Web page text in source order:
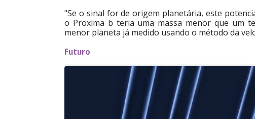
"Se o sinal for de origem planetária, este
o Proxima b teria uma massa menor que um
menor planeta já medido usando o método da
Futuro